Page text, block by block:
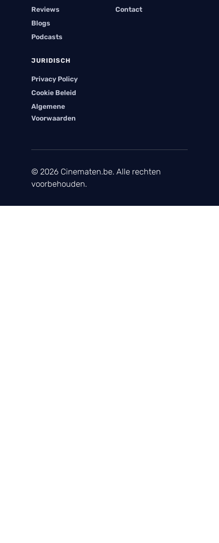
Reviews
Blogs
Podcasts
Contact
JURIDISCH
Privacy Policy
Cookie Beleid
Algemene
Voorwaarden
© 2026 Cinematen.be. Alle rechten
voorbehouden.